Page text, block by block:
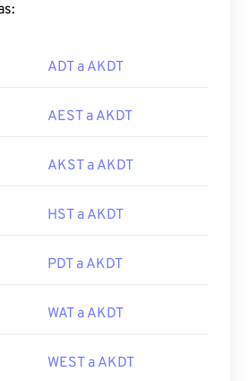
ADT a AKDT
AEST a AKDT
AKST a AKDT
HST a AKDT
PDT a AKDT
WAT a AKDT
WEST a AKDT